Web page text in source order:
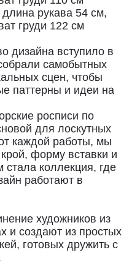
рукава 54 см,
груди 122 см
дизайна вступило в
самобытных
сцен, чтобы
паттерны и идеи на
росписи по
для лоскутных
каждой работы, мы
форму вставки и
коллекция, где
работают в
художников из
и создают из простых
готовых дружить с